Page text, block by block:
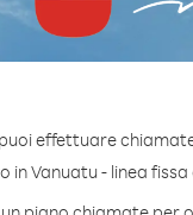
effettuare
in Vanuatu - linea